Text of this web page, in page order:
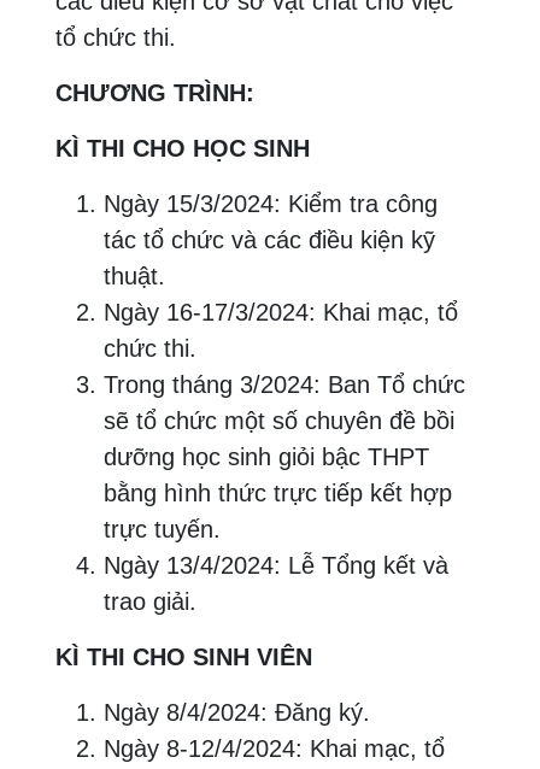
tổ chức thi.
CHƯƠNG TRÌNH:
KÌ THI CHO HỌC SINH
Ngày 15/3/2024: Kiểm tra công
tác tổ chức và các điều kiện kỹ
thuật.
Ngày 16-17/3/2024: Khai mạc, tổ
chức thi.
Trong tháng 3/2024: Ban Tổ chức
sẽ tổ chức một số chuyên đề bồi
dưỡng học sinh giỏi bậc THPT
bằng hình thức trực tiếp kết hợp
trực tuyến.
Ngày 13/4/2024: Lễ Tổng kết và
trao giải.
KÌ THI CHO SINH VIÊN
Ngày 8/4/2024: Đăng ký.
Ngày 8-12/4/2024: Khai mạc, tổ